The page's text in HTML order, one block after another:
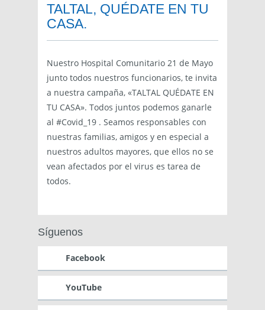
TALTAL, QUÉDATE EN TU
CASA.
Nuestro Hospital Comunitario 21 de Mayo
junto todos nuestros funcionarios, te invita
a nuestra campaña, «TALTAL QUÉDATE EN
TU CASA». Todos juntos podemos ganarle
al #Covid_19 . Seamos responsables con
nuestras familias, amigos y en especial a
nuestros adultos mayores, que ellos no se
vean afectados por el virus es tarea de
todos.
Síguenos
Facebook
YouTube